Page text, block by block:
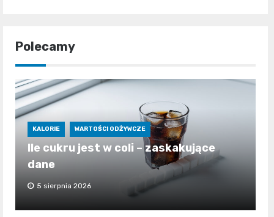
Polecamy
KALORIE WARTOŚCI ODŻYWCZE
Ile cukru jest w coli – zaskakujące
dane
5 sierpnia 2026